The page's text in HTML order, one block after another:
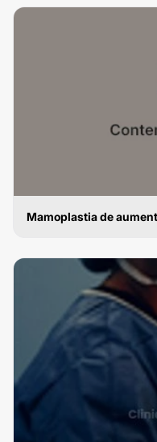
Mamoplastia de